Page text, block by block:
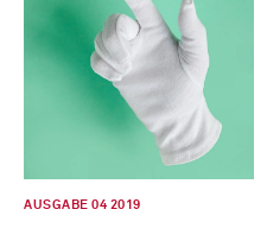
AUSGABE 04 2019